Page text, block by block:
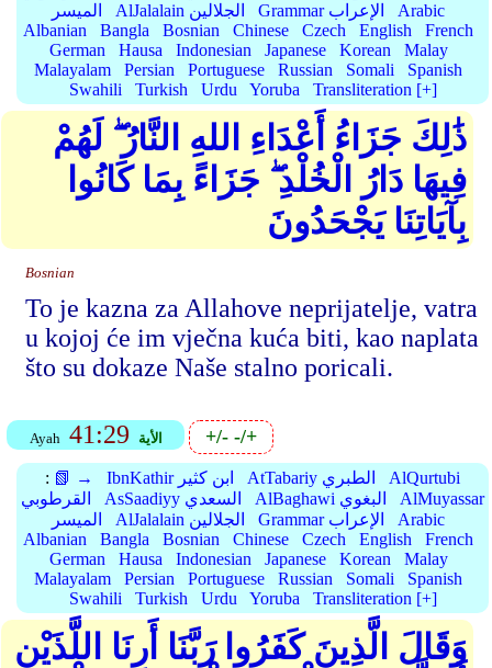
الميسر
AlJalalain الجلالين Grammar الإعراب
Arabic
Albanian
Bangla Bosnian Chinese Czech English
French
German
Hausa Indonesian Japanese Korean
Malay
Malayalam
Persian Portuguese Russian Somali
Spanish
Swahili
Turkish Urdu Yoruba Transliteration [+]
ذَٰلِكَ جَزَاءُ أَعْدَاءِ اللهِ النَّارُ ۖ لَهُمْ
فِيهَا دَارُ الْخُلْدِ ۖ جَزَاءً بِمَا كَانُوا
بِآيَاتِنَا يَجْحَدُونَ
Bosnian
To je kazna za Allahove neprijatelje, vatra
u kojoj će im vječna kuća biti, kao naplata
što su dokaze Naše stalno poricali.
Ayah 41:29 الأية +/--/+
: 📗 → IbnKathir ابن كثير AtTabariy الطبري
AlQurtubi
القرطوبي
AsSaadiyy السعدي AlBaghawi البغوي
AlMuyassar
الميسر
AlJalalain الجلالين Grammar الإعراب
Arabic
Albanian
Bangla Bosnian Chinese Czech English
French
German
Hausa Indonesian Japanese Korean
Malay
Malayalam
Persian Portuguese Russian Somali
Spanish
Swahili
Turkish Urdu Yoruba Transliteration [+]
وَقَالَ الَّذِينَ كَفَرُوا رَبَّنَا أَرِنَا اللَّذَيْنِ